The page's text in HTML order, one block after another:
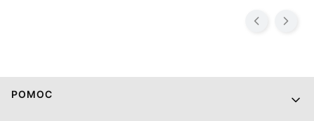
Linki w stopce
POMOC